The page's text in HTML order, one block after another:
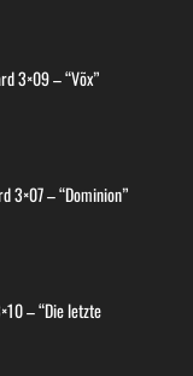
3×09 – “Võx”
3×07 – “Dominion”
– “Die letzte